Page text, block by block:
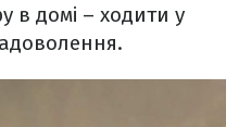
в домі – ходити у